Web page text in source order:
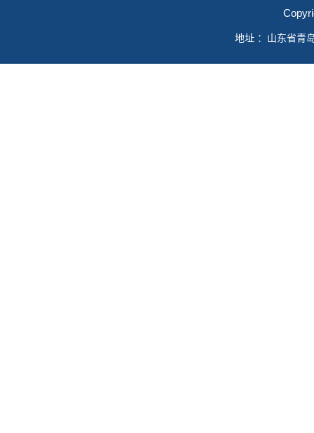
地址 ：山东省青